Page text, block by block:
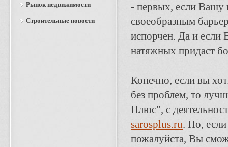
- первых, если Вашу
своеобразным
испорчен. Да и если
натяжных придаст
Конечно, если вы
без проблем, то
Плюс", с
sarosplus.ru. Но,
пожалуйста, Вы
Рынок недвижимости
Строительные новости